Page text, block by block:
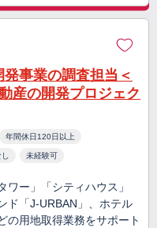
発事業の調査担当＜
産の開発プロジェク
年間休日120日以上
未経験可
ー」「シティハウス」
ド「J-URBAN」、ホテル
の用地取得業務をサポート